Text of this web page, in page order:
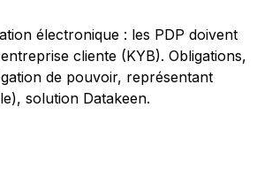
électronique : les PDP doivent
cliente (KYB). Obligations,
de pouvoir, représentant
solution Datakeen.